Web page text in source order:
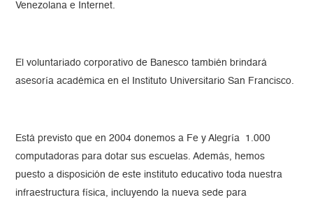
Venezolana e Internet.
El voluntariado corporativo de Banesco también brindará
asesoría académica en el Instituto Universitario San Francisco.
Está previsto que en 2004 donemos a Fe y Alegría 1.000
computadoras para dotar sus escuelas. Además, hemos
puesto a disposición de este instituto educativo toda nuestra
infraestructura física, incluyendo la nueva sede para